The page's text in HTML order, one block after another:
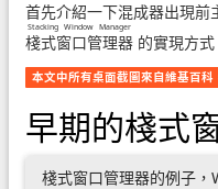
首先介紹一下混成器出現前
棧式窗口管理器
Stacking Window Manager
的實現方式
本文中所有桌面截圖來自維基百科
早期的棧式
棧式窗口管理器的例子